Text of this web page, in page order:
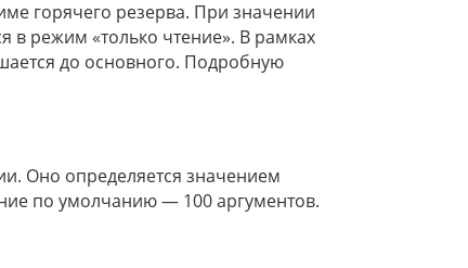
горячего резерва. При значении
в режим «только чтение». В рамках
до основного. Подробную
Оно определяется значением
по умолчанию — 100 аргументов.